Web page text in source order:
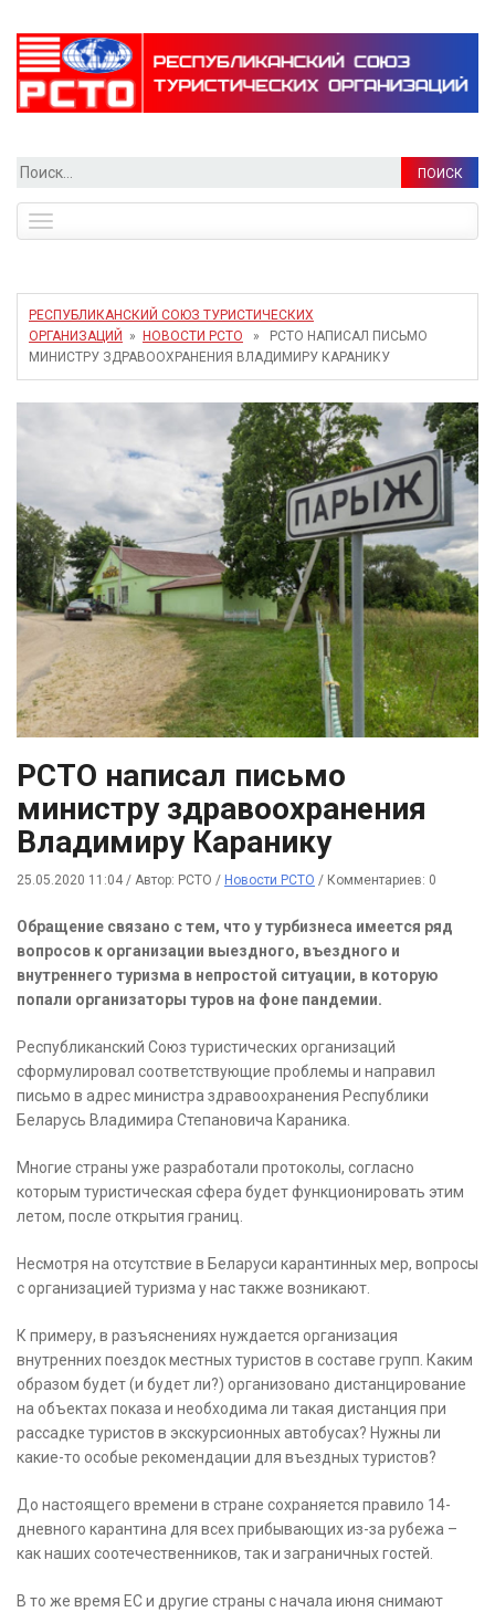
Найти:
navigation
РЕСПУБЛИКАНСКИЙ СОЮЗ ТУРИСТИЧЕСКИХ
ОРГАНИЗАЦИЙ
» НОВОСТИ РСТО » РСТО НАПИСАЛ ПИСЬМО
МИНИСТРУ ЗДРАВООХРАНЕНИЯ ВЛАДИМИРУ КАРАНИКУ
РСТО написал письмо
министру здравоохранения
Владимиру Каранику
25.05.2020 11:04 / Автор: РСТО / Новости РСТО / Комментариев: 0
Обращение связано с тем, что у турбизнеса имеется ряд
вопросов к организации выездного, въездного и
внутреннего туризма в непростой ситуации, в которую
попали организаторы туров на фоне пандемии.
Республиканский Союз туристических организаций
сформулировал соответствующие проблемы и направил
письмо в адрес министра здравоохранения Республики
Беларусь Владимира Степановича Караника.
Многие страны уже разработали протоколы, согласно
которым туристическая сфера будет функционировать этим
летом, после открытия границ.
Несмотря на отсутствие в Беларуси карантинных мер, вопросы
с организацией туризма у нас также возникают.
К примеру, в разъяснениях нуждается организация
внутренних поездок местных туристов в составе групп. Каким
образом будет (и будет ли?) организовано дистанцирование
на объектах показа и необходима ли такая дистанция при
рассадке туристов в экскурсионных автобусах? Нужны ли
какие-то особые рекомендации для въездных туристов?
До настоящего времени в стране сохраняется правило 14-
дневного карантина для всех прибывающих из-за рубежа –
как наших соотечественников, так и заграничных гостей.
В то же время ЕС и другие страны с начала июня снимают